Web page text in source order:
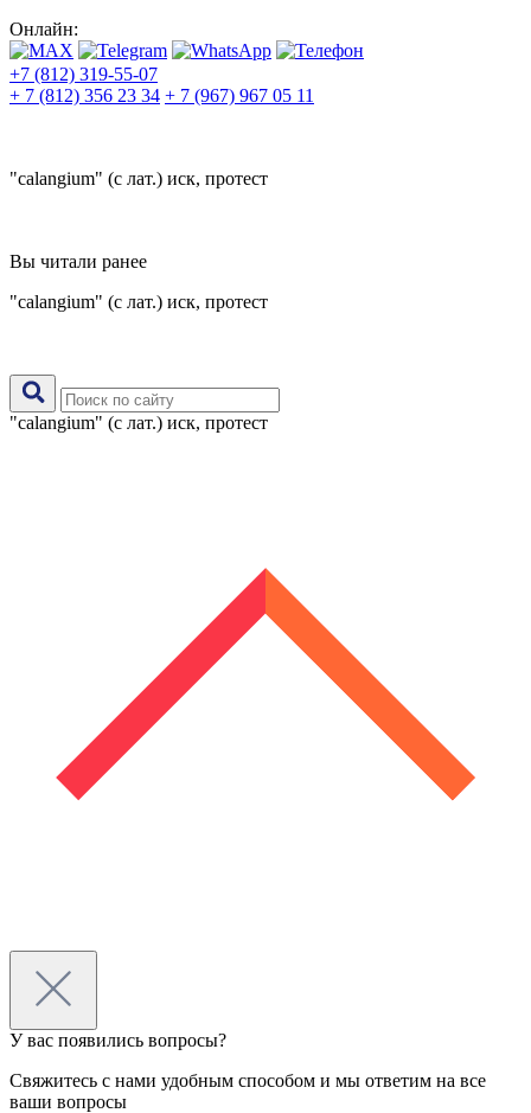
Онлайн:
+7 (812) 319-55-07
+ 7 (812) 356 23 34 + 7 (967) 967 05 11
"calangium" (с лат.) иск, протест
Вы читали ранее
"calangium" (с лат.) иск, протест
"calangium" (с лат.) иск, протест
У вас появились вопросы?
Свяжитесь с нами удобным способом и мы ответим на все
ваши вопросы